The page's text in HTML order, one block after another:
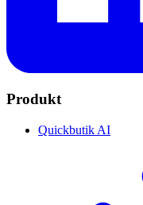
Produkt
Quickbutik AI